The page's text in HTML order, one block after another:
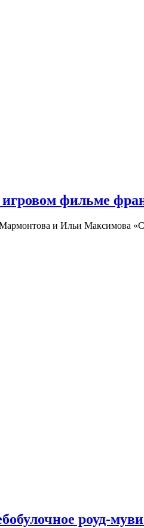
фильме
и Ильи Максимова
роуд-